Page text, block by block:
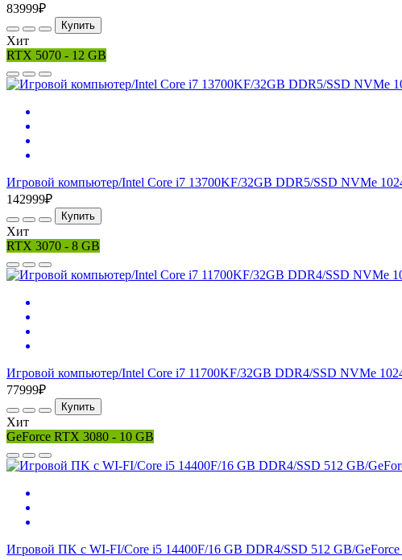
83999₽
Купить
Хит
RTX 5070 - 12 GB
Игровой компьютер/Intel Core i7 13700KF/32GB DDR5/SSD NVMe
142999₽
Купить
Хит
RTX 3070 - 8 GB
Игровой компьютер/Intel Core i7 11700KF/32GB DDR4/SSD NVMe
77999₽
Купить
Хит
GeForce RTX 3080 - 10 GB
Игровой ПK с WI-FI/Core i5 14400F/16 GB DDR4/SSD 512 GB/